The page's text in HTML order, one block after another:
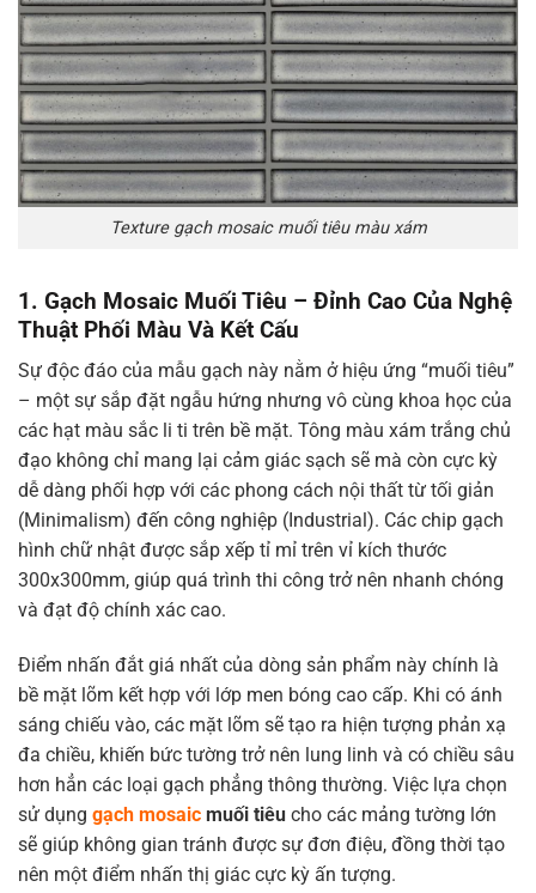
Texture gạch mosaic muối tiêu màu xám
1. Gạch Mosaic Muối Tiêu – Đỉnh Cao Của Nghệ
Thuật Phối Màu Và Kết Cấu
Sự độc đáo của mẫu gạch này nằm ở hiệu ứng “muối tiêu”
– một sự sắp đặt ngẫu hứng nhưng vô cùng khoa học của
các hạt màu sắc li ti trên bề mặt. Tông màu xám trắng chủ
đạo không chỉ mang lại cảm giác sạch sẽ mà còn cực kỳ
dễ dàng phối hợp với các phong cách nội thất từ tối giản
(Minimalism) đến công nghiệp (Industrial). Các chip gạch
hình chữ nhật được sắp xếp tỉ mỉ trên vỉ kích thước
300x300mm, giúp quá trình thi công trở nên nhanh chóng
và đạt độ chính xác cao.
Điểm nhấn đắt giá nhất của dòng sản phẩm này chính là
bề mặt lõm kết hợp với lớp men bóng cao cấp. Khi có ánh
sáng chiếu vào, các mặt lõm sẽ tạo ra hiện tượng phản xạ
đa chiều, khiến bức tường trở nên lung linh và có chiều sâu
hơn hẳn các loại gạch phẳng thông thường. Việc lựa chọn
sử dụng gạch mosaic muối tiêu cho các mảng tường lớn
sẽ giúp không gian tránh được sự đơn điệu, đồng thời tạo
nên một điểm nhấn thị giác cực kỳ ấn tượng.